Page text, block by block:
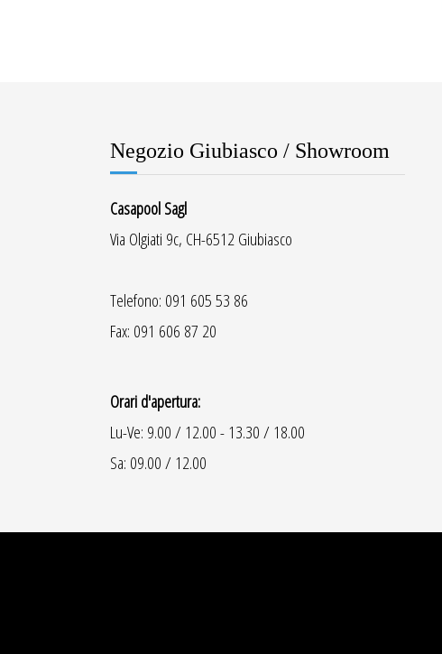
Negozio Giubiasco / Showroom
Casapool Sagl
Via Olgiati 9c, CH-6512 Giubiasco
Telefono: 091 605 53 86
Fax: 091 606 87 20
Orari d'apertura:
Lu-Ve: 9.00 / 12.00 - 13.30 / 18.00
Sa: 09.00 / 12.00